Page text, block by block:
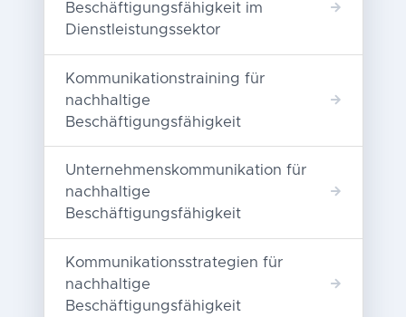
Beschäftigungsfähigkeit im
Dienstleistungssektor
Kommunikationstraining für
nachhaltige
Beschäftigungsfähigkeit
Unternehmenskommunikation für
nachhaltige
Beschäftigungsfähigkeit
Kommunikationsstrategien für
nachhaltige
Beschäftigungsfähigkeit